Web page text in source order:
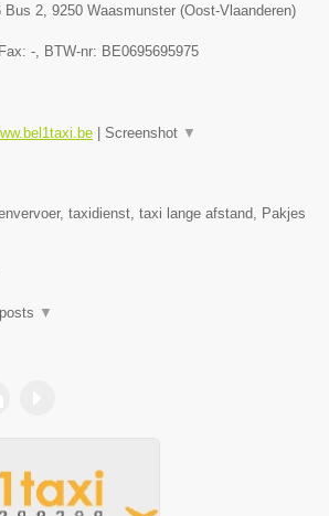
Bus 2, 9250 Waasmunster (Oost-Vlaanderen)
-, BTW-nr: BE0695695975
Screenshot ▼
taxidienst, taxi lange afstand, Pakjes
▼